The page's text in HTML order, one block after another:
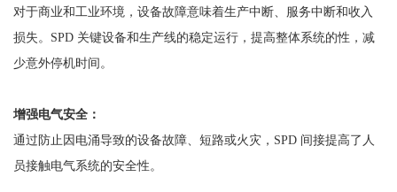
对于商业和工业环境，设备故障意味着生产中断、服务中断和收入
损失。 SPD 关键设备和生产线的稳定运行，提高整体系统的性，减
少意外停机时间。
增强电气安全：
通过防止因电涌导致的设备故障、短路或火灾， SPD 间接提高了人
员接触电气系统的安全性。